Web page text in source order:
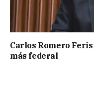
Carlos Romero
más federal